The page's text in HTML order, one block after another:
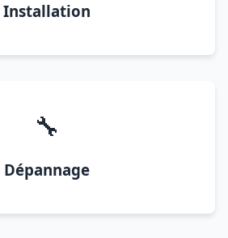
Installation
🔧
Dépannage